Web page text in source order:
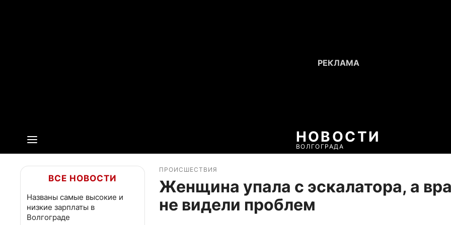
НОВОСТИ
ВОЛГОГРАДА
ВСЕ НОВОСТИ
Названы самые высокие и
низкие зарплаты в
Волгограде
ПРОИСШЕСТВИЯ
Женщина упала с эскалатора, а
не видели проблем